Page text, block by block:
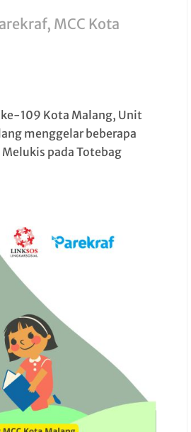
MCC Kota
109 Kota Malang, Unit
menggelar beberapa
pada Totebag